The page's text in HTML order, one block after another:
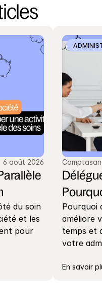
6 août 2026
du soin
et les
pour
Pourquoi
améliore
temps et
votre
En savoir